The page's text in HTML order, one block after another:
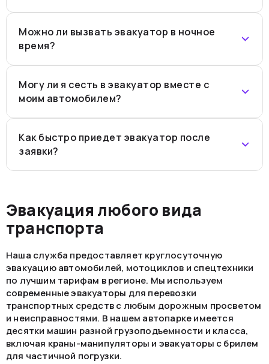
Можно ли вызвать эвакуатор в ночное
время?
Могу ли я сесть в эвакуатор вместе с
моим автомобилем?
Как быстро приедет эвакуатор после
заявки?
Эвакуация любого вида
транспорта
Наша служба предоставляет круглосуточную
эвакуацию автомобилей, мотоциклов и спецтехники
по лучшим тарифам в регионе. Мы используем
современные эвакуаторы для перевозки
транспортных средств с любым дорожным просветом
и неисправностями. В нашем автопарке имеется
десятки машин разной грузоподъемности и класса,
включая краны-манипуляторы и эвакуаторы с брилем
для частичной погрузки.